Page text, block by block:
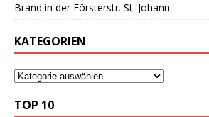
Brand in der Försterstr. St. Johann
KATEGORIEN
TOP 10